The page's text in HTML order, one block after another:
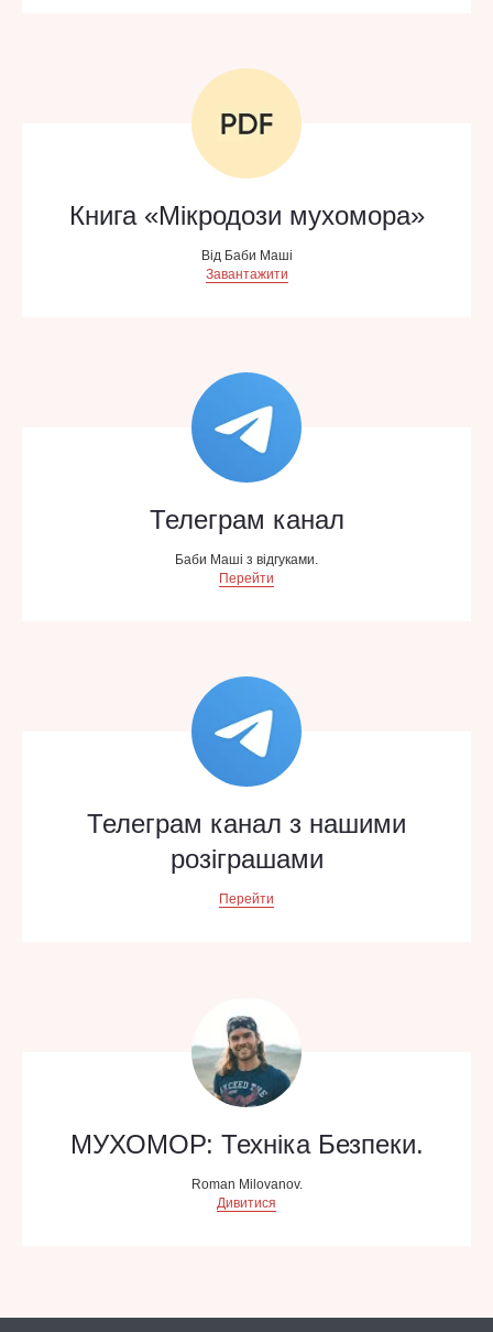
Книга «Мікродози мухомора»
Від Баби Маші
Завантажити
Телеграм канал
Баби Маші з відгуками.
Перейти
Телеграм канал з нашими
розіграшами
Перейти
МУХОМОР: Техніка Безпеки.
Roman Milovanov.
Дивитися